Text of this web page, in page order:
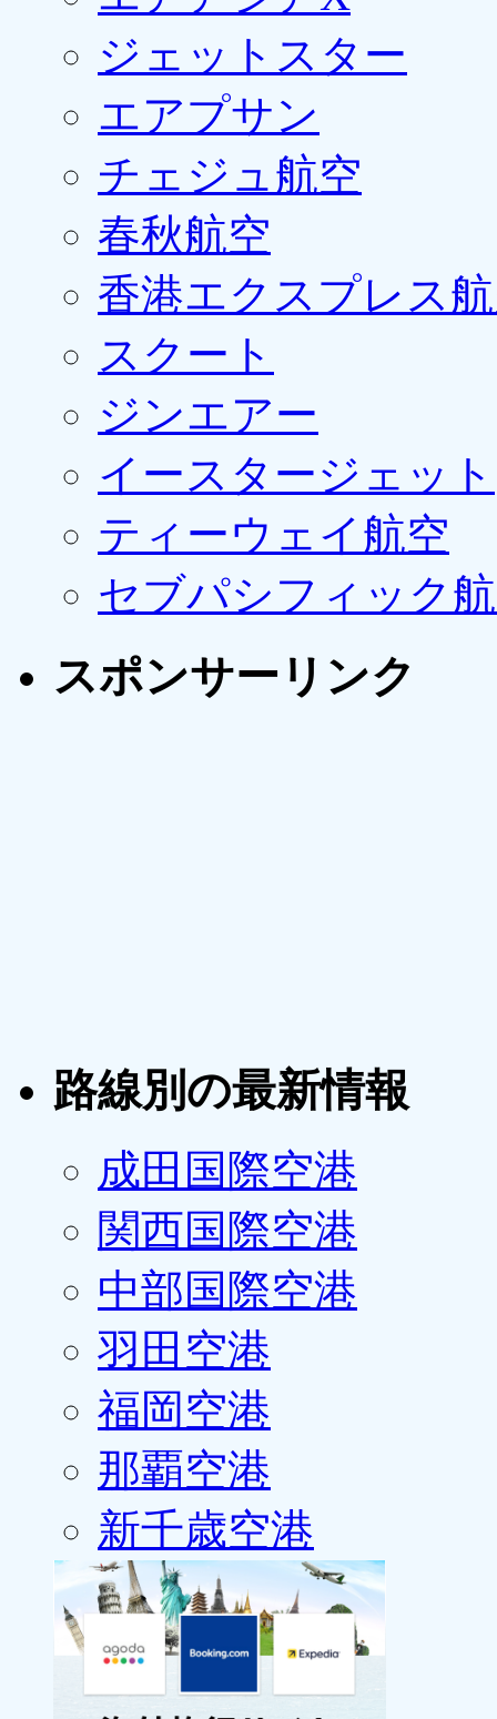
ジェットスター
エアプサン
チェジュ航空
春秋航空
香港エクスプレス
スクート
ジンエアー
イースタージェット
ティーウェイ航空
セブパシフィック
スポンサーリンク
路線別の最新情報
成田国際空港
関西国際空港
中部国際空港
羽田空港
福岡空港
那覇空港
新千歳空港